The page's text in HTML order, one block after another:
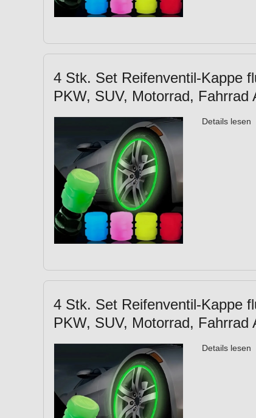
4 Stk. Set Reifenventil-Kappe
PKW, SUV, Motorrad, Fahrrad
Details lesen
4 Stk. Set Reifenventil-Kappe
PKW, SUV, Motorrad, Fahrrad
Details lesen